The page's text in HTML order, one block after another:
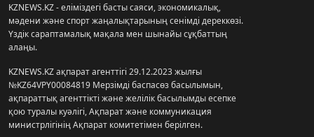
KZNEWS.KZ - еліміздегі басты саяси, экономикалық,
мәдени және спорт жаңалықтарының сенімді дереккөзі.
Үздік сараптамалық мақала мен шынайы сұқбаттың
алаңы.
KZNEWS.KZ ақпарат агенттігі 29.12.2023 жылғы
№KZ64VPY00084819 Мерзімді баспасөз басылымын,
ақпараттық агенттікті және желілік басылымды есепке
қою туралы куәлігі, Ақпарат және коммуникация
министрлігінің Ақпарат комитетімен берілген.